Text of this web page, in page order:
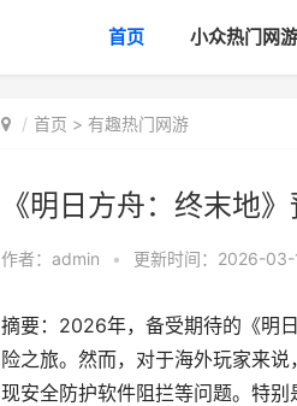
首页 小众热门网游
首页 > 有趣热门网游
《明日方舟：终末地
作者： admin • 更新时间：2026-03-
摘要：2026年，备受期待的《明
险之旅。然而，对于海外玩家来
现安全防护软件阻拦等问题。特